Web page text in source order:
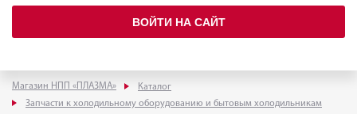
ВОЙТИ НА САЙТ
Магазин НПП «ПЛАЗМА»
Каталог
Запчасти к холодильному оборудованию и бытовым холодильникам